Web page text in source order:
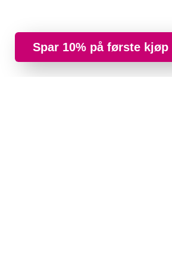
Spar 10% på første kjøp